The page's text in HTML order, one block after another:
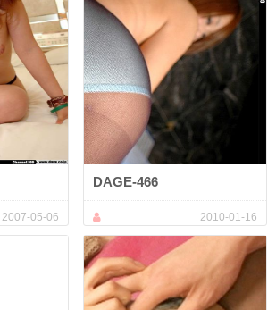
2007-05-06
DAGE-466
2010-01-16